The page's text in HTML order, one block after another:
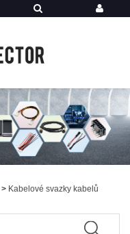
> Kabelové svazky kabelů